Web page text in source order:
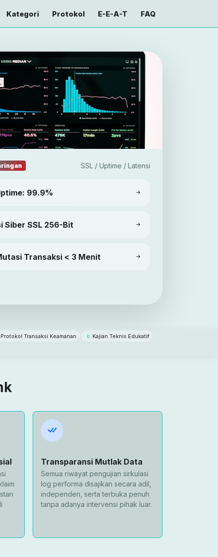
Kategori Protokol E-E-A-T FAQ
SSL / Uptime / Latensi
99.9%
Siber SSL 256-Bit
Transaksi < 3 Menit
Protokol Transaksi Keamanan 6 Kajian Teknis Edukatif
Transparansi Mutlak Data
Semua riwayat pengujian sirkulasi
log performa disajikan secara adil,
independen, serta terbuka penuh
tanpa adanya intervensi pihak luar.